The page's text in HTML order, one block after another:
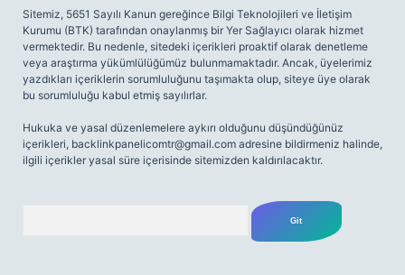
Sitemiz, 5651 Sayılı Kanun gereğince Bilgi Teknolojileri ve İletişim
Kurumu (BTK) tarafından onaylanmış bir Yer Sağlayıcı olarak hizmet
vermektedir. Bu nedenle, sitedeki içerikleri proaktif olarak denetleme
veya araştırma yükümlülüğümüz bulunmamaktadır. Ancak, üyelerimiz
yazdıkları içeriklerin sorumluluğunu taşımakta olup, siteye üye olarak
bu sorumluluğu kabul etmiş sayılırlar.
Hukuka ve yasal düzenlemelere aykırı olduğunu düşündüğünüz
içerikleri, backlinkpanelicomtr@gmail.com adresine bildirmeniz halinde,
ilgili içerikler yasal süre içerisinde sitemizden kaldırılacaktır.